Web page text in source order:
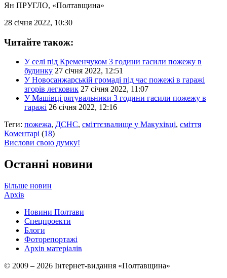
Ян ПРУГЛО, «Полтавщина»
28 січня 2022, 10:30
Читайте також:
У селі під Кременчуком 3 години гасили пожежу в
будинку 27 січня 2022, 12:51
У Новосанжарській громаді під час пожежі в гаражі
згорів легковик 27 січня 2022, 11:07
У Машівці рятувальники 3 години гасили пожежу в
гаражі 26 січня 2022, 12:16
Теги: пожежа, ДСНС, сміттєзвалище у Макухівці, сміття
Коментарі (18)
Вислови свою думку!
Останні новини
Більше новин
Архів
Новини Полтави
Спецпроекти
Блоги
Фоторепортажі
Архів матеріалів
© 2009 – 2026 Інтернет-видання «Полтавщина»